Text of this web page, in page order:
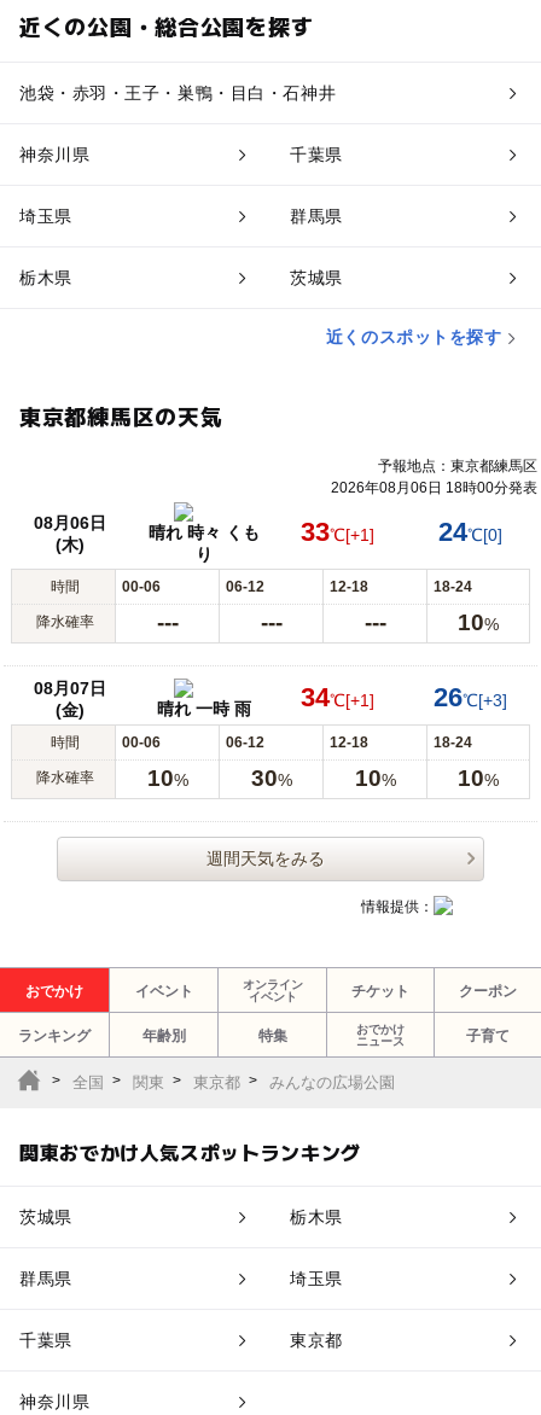
近くの公園・総合公園を探す
池袋・赤羽・王子・巣鴨・目白・石神井
神奈川県 千葉県
埼玉県 群馬県
栃木県 茨城県
近くのスポットを探す
東京都練馬区の天気
予報地点：東京都練馬区
2026年08月06日 18時00分発表
08月06日
(木)
晴れ 時々 くも
り
33℃[+1] 24℃[0]
時間 00-06 06-12 12-18 18-24
降水確率 --- --- --- 10%
08月07日
(金)
晴れ 一時 雨 34℃[+1] 26℃[+3]
時間 00-06 06-12 12-18 18-24
降水確率 10% 30% 10% 10%
週間天気をみる
情報提供：
おでかけ イベント
オンライン
イベント
チケット クーポン
ランキング 年齢別 特集
おでかけ
ニュース
子育て
全国 関東 東京都 みんなの広場公園
関東おでかけ人気スポットランキング
茨城県 栃木県
群馬県 埼玉県
千葉県 東京都
神奈川県